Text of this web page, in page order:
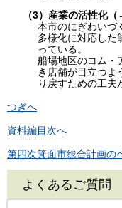
（3）産業の活性化
本市のにぎわいづ
多様化に対応した
っている。
船場地区のコム・
き店舗が目立つよ
り戻すための工夫
つぎへ
資料編目次へ
第四次箕面市総合計画の
よくあるご質問